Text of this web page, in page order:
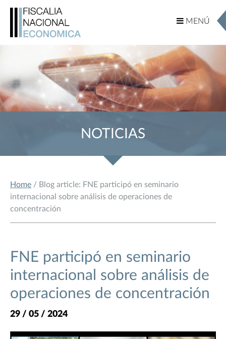
MENÚ
MENÚ
NOTICIAS
Home / Blog article: FNE participó en seminario
internacional sobre análisis de operaciones de
concentración
FNE participó en seminario
internacional sobre análisis de
operaciones de concentración
29 / 05 / 2024